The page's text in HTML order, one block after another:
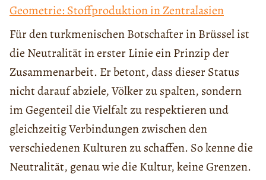
Geometrie: Stoffproduktion in Zentralasien
Für den turkmenischen Botschafter in Brüssel ist
die Neutralität in erster Linie ein Prinzip der
Zusammenarbeit. Er betont, dass dieser Status
nicht darauf abziele, Völker zu spalten, sondern
im Gegenteil die Vielfalt zu respektieren und
gleichzeitig Verbindungen zwischen den
verschiedenen Kulturen zu schaffen. So kenne die
Neutralität, genau wie die Kultur, keine Grenzen.